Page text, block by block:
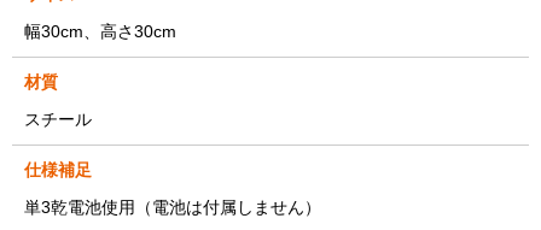
幅30cm、高さ30cm
材質
スチール
仕様補足
単3乾電池使用（電池は付属しません）